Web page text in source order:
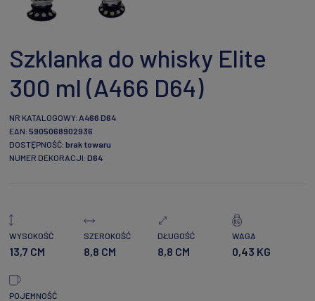
Szklanka do whisky Elite
300 ml (A466 D64)
NR KATALOGOWY: A466 D64
EAN: 5905068902936
DOSTĘPNOŚĆ: brak towaru
NUMER DEKORACJI: D64
WYSOKOŚĆ
13,7 CM
SZEROKOŚĆ
8,8 CM
DŁUGOŚĆ
8,8 CM
WAGA
0,43 KG
POJEMNOŚĆ